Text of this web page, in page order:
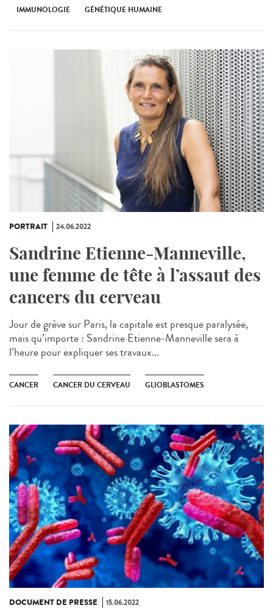
IMMUNOLOGIE GÉNÉTIQUE HUMAINE
PORTRAIT 24.06.2022
Sandrine Etienne-Manneville,
une femme de tête à l’assaut des
cancers du cerveau
Jour de grève sur Paris, la capitale est presque paralysée,
mais qu’importe : Sandrine Etienne-Manneville sera à
l’heure pour expliquer ses travaux...
CANCER CANCER DU CERVEAU GLIOBLASTOMES
DOCUMENT DE PRESSE 15.06.2022